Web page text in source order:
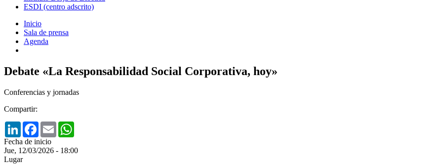
ESDI (centro adscrito)
Inicio
Sala de prensa
Agenda
Debate «La Responsabilidad Social Corporativa, hoy»
Conferencias y jornadas
Compartir:
LinkedInFacebook
Email
Fecha de inicio
Jue, 12/03/2026 - 18:00
Lugar